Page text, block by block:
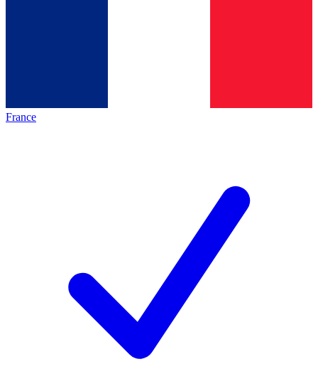
France